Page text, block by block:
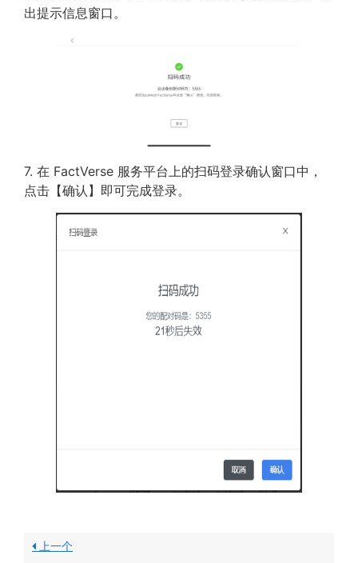
出提示信息窗口。
7. 在 FactVerse 服务平台上的扫码登录确认窗口中，
点击【确认】即可完成登录。
上一个